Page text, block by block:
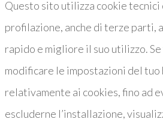
Questo sito utilizza cookie tecnici
profilazione, anche di terze parti,
rapido e migliore il suo utilizzo.
modificare le impostazioni del
relativamente ai cookies, fino ad
escluderne l’installazione,